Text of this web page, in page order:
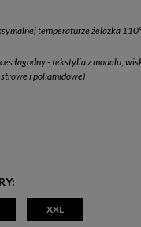
temperaturze żelazka
łagodny - tekstylia z modalu,
i poliamidowe)
XXL